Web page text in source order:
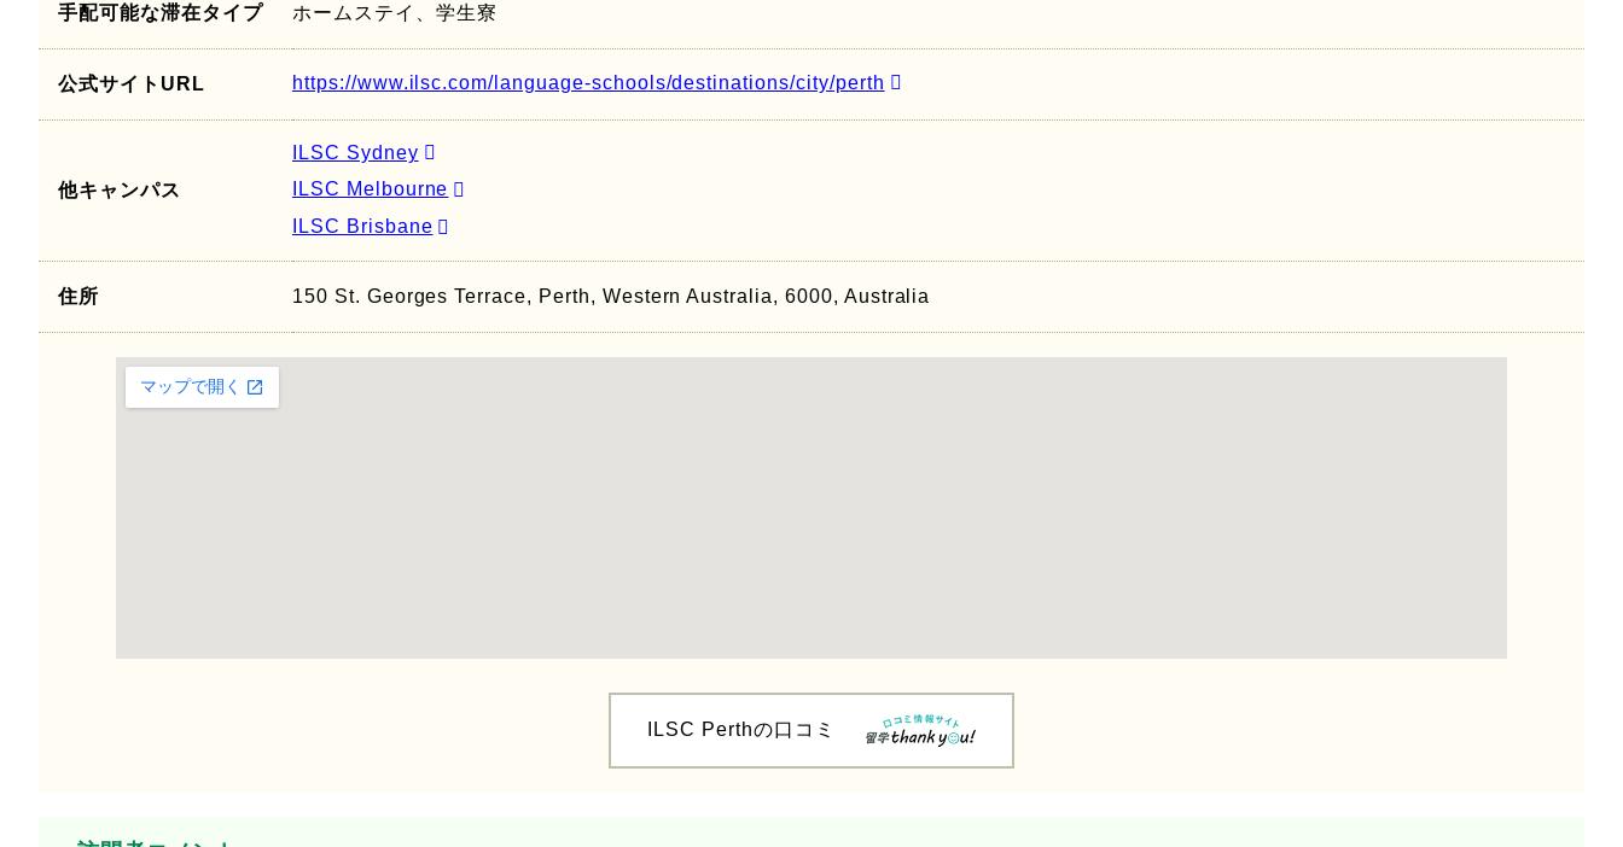
手配可能な滞在タイプ ホームステイ、学生寮
公式サイトURL https://www.ilsc.com/language-schools/destinations/city/perth
他キャンパス
ILSC Sydney
ILSC Melbourne
ILSC Brisbane
住所 150 St. Georges Terrace, Perth, Western Australia, 6000, Australia
ILSC Perthの口コミ